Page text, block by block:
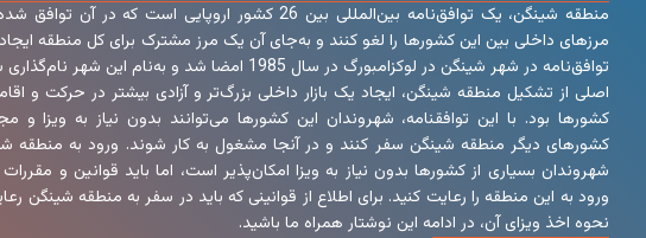
منطقه شینگن، یک توافق‌نامه بین‌المللی بین 26 کشور اروپایی است که در
مرزهای داخلی بین این کشورها را لغو کنند و به‌جای آن یک مرز مشترک برای کل منطقه ایجاد
توافق‌نامه در شهر شینگن در لوکزامبورگ در سال 1985 امضا شد و به‌نام این
اصلی از تشکیل منطقه شینگن، ایجاد یک بازار داخلی بزرگ‌تر و آزادی بیشتر در حرکت و
کشورها بود. با این توافقنامه، شهروندان این کشورها می‌توانند بدون نیاز به ویزا و
کشورهای دیگر منطقه شینگن سفر کنند و در آنجا مشغول به کار شوند. ورود به منطقه
شهروندان بسیاری از کشورها بدون نیاز به ویزا امکان‌پذیر است، اما باید قوانین و
ورود به این منطقه را رعایت کنید. برای اطلاع از قوانینی که باید در سفر به منطقه شینگن
نحوه اخذ ویزای آن، در ادامه این نوشتار همراه ما باشید.